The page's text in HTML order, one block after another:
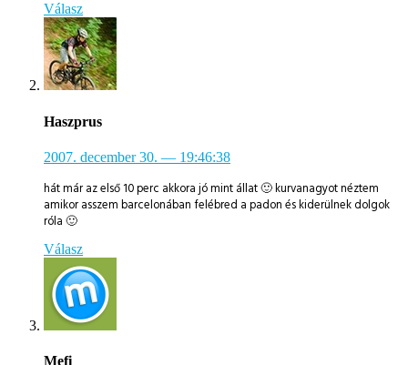
Válasz
Haszprus
2007. december 30. — 19:46:38
hát már az első 10 perc akkora jó mint állat 🙂 kurvanagyot néztem
amikor asszem barcelonában felébred a padon és kiderülnek dolgok
róla 🙂
Válasz
Mefi